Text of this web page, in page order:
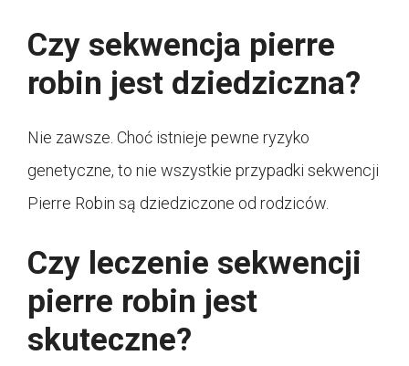
Czy sekwencja pierre
robin jest dziedziczna?
Nie zawsze. Choć istnieje pewne ryzyko
genetyczne, to nie wszystkie przypadki sekwencji
Pierre Robin są dziedziczone od rodziców.
Czy leczenie sekwencji
pierre robin jest
skuteczne?